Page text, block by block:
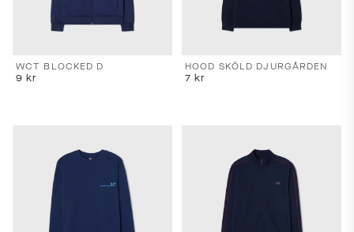
WCT BLOCKED D
9 kr
HOOD SKÖLD DJURGÅRDEN
7 kr